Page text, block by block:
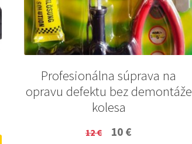
Profesionálna súprava na
opravu defektu bez demontáže
kolesa
12€
Original
10 €Current